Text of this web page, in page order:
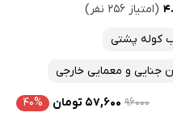
(امتیاز ۲۵۶ نفر)
کوله پشتی
جنایی و معمایی خارجی
۹۶۰۰۰ ۵۷,۶۰۰ تومان ۴۰%